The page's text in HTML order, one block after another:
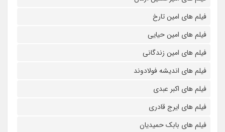
فیلم های امین تارخ
فیلم های امین حیایی
فیلم های امین زندگانی
فیلم های اندیشه فولادوند
فیلم های اکبر عبدی
فیلم های ایرج قادری
فیلم های بابک حمیدیان